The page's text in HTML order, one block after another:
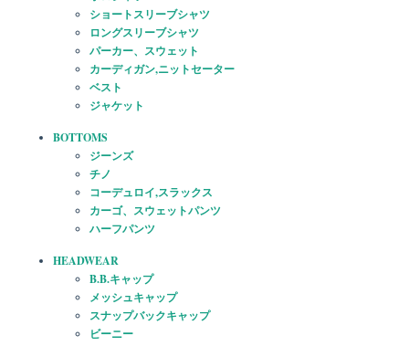
ショートスリーブシャツ
ロングスリーブシャツ
パーカー、スウェット
カーディガン,ニットセーター
ベスト
ジャケット
BOTTOMS
ジーンズ
チノ
コーデュロイ,スラックス
カーゴ、スウェットパンツ
ハーフパンツ
HEADWEAR
B.B.キャップ
メッシュキャップ
スナップバックキャップ
ビーニー